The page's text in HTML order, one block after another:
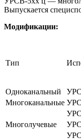
Выпускается
Модификации:
Тип
Одноканальный
Многоканальные
Многолучевые